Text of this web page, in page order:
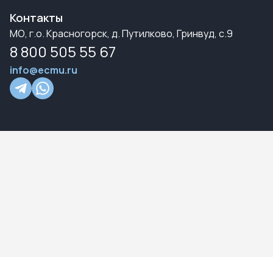
Контакты
МО, г.о. Красногорск, д. Путилково, Гринвуд, с.9
8 800 505 55 67
info@ecmu.ru